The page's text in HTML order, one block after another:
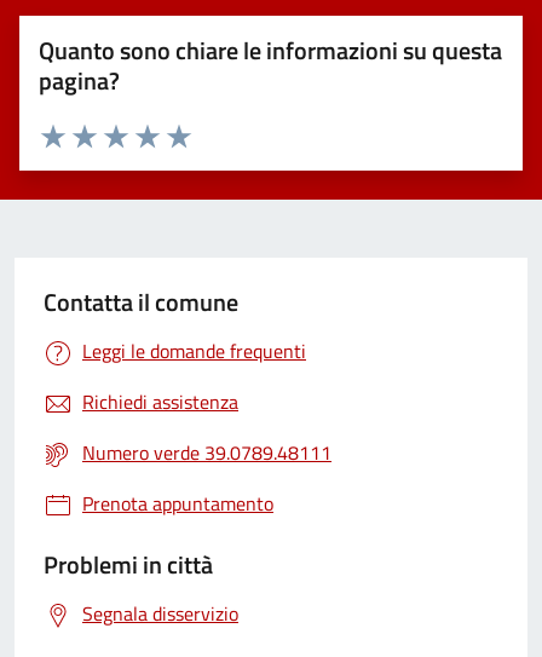
Quanto sono chiare le informazioni su questa
pagina?
Valuta 5 stelle su 5
Valuta 4 stelle su 5
Valuta 3 stelle su 5
Valuta 2 stelle su 5
Valuta 1 stelle su 5
Contatta il comune
Leggi le domande frequenti
Richiedi assistenza
Numero verde 39.0789.48111
Prenota appuntamento
Problemi in città
Segnala disservizio